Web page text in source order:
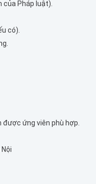
Pháp luật).
có).
ứng viên phù hợp.